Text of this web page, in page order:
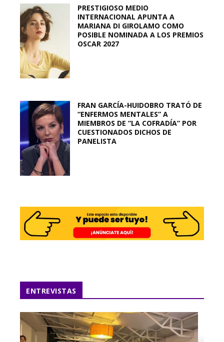
PRESTIGIOSO MEDIO
INTERNACIONAL APUNTA A
MARIANA DI GIROLAMO COMO
POSIBLE NOMINADA A LOS PREMIOS
OSCAR 2027
FRAN GARCÍA-HUIDOBRO TRATÓ DE
“ENFERMOS MENTALES” A
MIEMBROS DE “LA COFRADÍA” POR
CUESTIONADOS DICHOS DE
PANELISTA
ENTREVISTAS